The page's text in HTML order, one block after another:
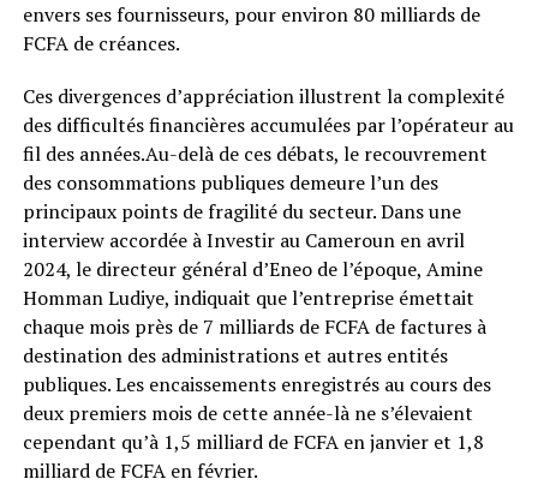
envers ses fournisseurs, pour environ 80 milliards de
FCFA de créances.
Ces divergences d’appréciation illustrent la complexité
des difficultés financières accumulées par l’opérateur au
fil des années.Au-delà de ces débats, le recouvrement
des consommations publiques demeure l’un des
principaux points de fragilité du secteur. Dans une
interview accordée à Investir au Cameroun en avril
2024, le directeur général d’Eneo de l’époque, Amine
Homman Ludiye, indiquait que l’entreprise émettait
chaque mois près de 7 milliards de FCFA de factures à
destination des administrations et autres entités
publiques. Les encaissements enregistrés au cours des
deux premiers mois de cette année-là ne s’élevaient
cependant qu’à 1,5 milliard de FCFA en janvier et 1,8
milliard de FCFA en février.